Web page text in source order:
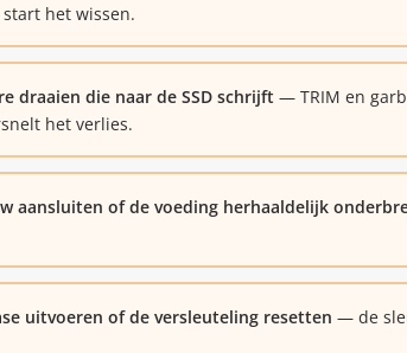
het wissen.
draaien die naar de SSD schrijft — TRIM en
het verlies.
aansluiten of de voeding herhaaldelijk
uitvoeren of de versleuteling resetten — de